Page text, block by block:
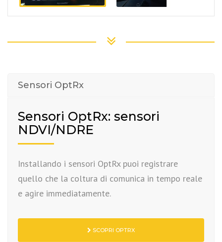
Sensori OptRx
Sensori OptRx: sensori
NDVI/NDRE
Installando i sensori OptRx puoi registrare
quello che la coltura di comunica in tempo reale
e agire immediatamente.
SCOPRI OPTRX